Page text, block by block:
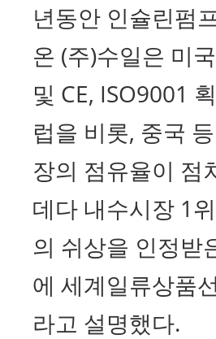
년동안 인슐린펌
온 (주)수일은 미
및 CE, ISO9001
럽을 비롯, 중국
장의 점유율이 점
데다 내수시장 1
의 쉬상을 인정받
에 세계일류상품
라고 설명했다.